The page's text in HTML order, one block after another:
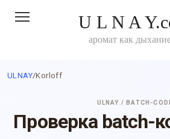
U L N A
аромат как
ULNAY/Korloff
ULNAY / BATCH-
Проверка batch-